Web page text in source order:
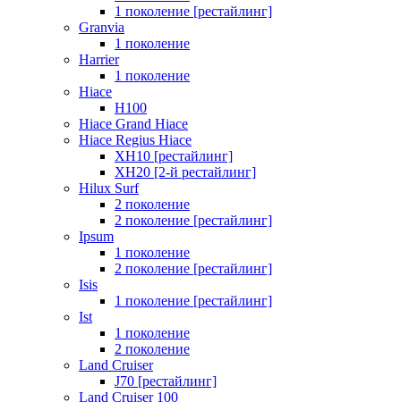
1 поколение [рестайлинг]
Granvia
1 поколение
Harrier
1 поколение
Hiace
H100
Hiace Grand Hiace
Hiace Regius Hiace
XH10 [рестайлинг]
XH20 [2-й рестайлинг]
Hilux Surf
2 поколение
2 поколение [рестайлинг]
Ipsum
1 поколение
2 поколение [рестайлинг]
Isis
1 поколение [рестайлинг]
Ist
1 поколение
2 поколение
Land Cruiser
J70 [рестайлинг]
Land Cruiser 100